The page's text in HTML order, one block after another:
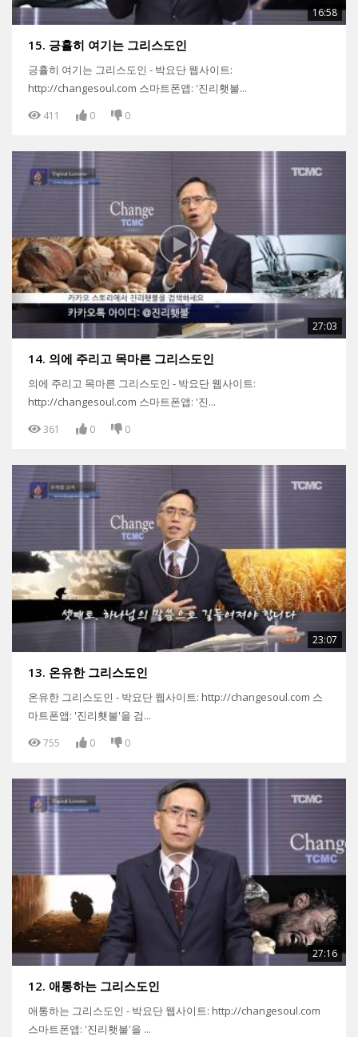
16:58
15. 긍휼히 여기는 그리스도인
긍휼히 여기는 그리스도인 - 박요단 웹사이트:
http://changesoul.com 스마트폰앱: '진리횃불...
411 0 0
27:03
14. 의에 주리고 목마른 그리스도인
의에 주리고 목마른 그리스도인 - 박요단 웹사이트:
http://changesoul.com 스마트폰앱: '진...
361 0 0
23:07
13. 온유한 그리스도인
온유한 그리스도인 - 박요단 웹사이트: http://changesoul.com 스
마트폰앱: '진리횃불'을 검...
755 0 0
27:16
12. 애통하는 그리스도인
애통하는 그리스도인 - 박요단 웹사이트: http://changesoul.com
스마트폰앱: '진리횃불'을 ...